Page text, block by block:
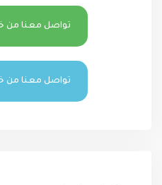
تواصل معنا من
تواصل معنا من